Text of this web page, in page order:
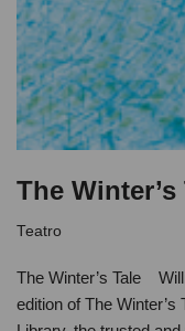
The Winter’s
Teatro
The Winter’s Tale
edition of The